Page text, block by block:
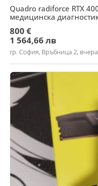
Quadro radiforce RTX
медицинска
800 €
1 564,66 лв
гр. София, Връбница 2,